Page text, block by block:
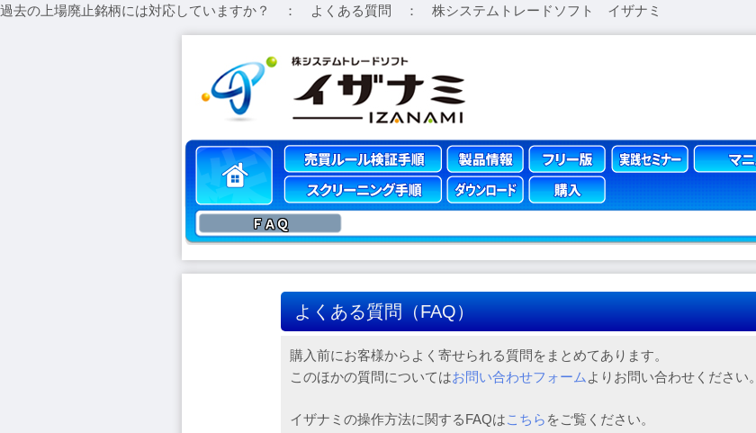
過去の上場廃止銘柄には対応していますか？ ： よくある質問 ： 株システムトレードソフト イザナミ
ＦＡＱ
よくある質問（FAQ）
購入前にお客様からよく寄せられる質問をまとめてあります。
このほかの質問についてはお問い合わせフォーム よりお問い合わせください。
イザナミの操作方法に関するFAQはこちら をご覧ください。